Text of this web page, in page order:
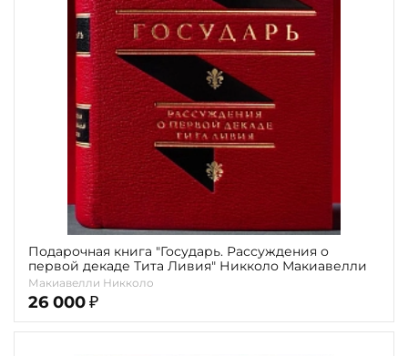
Подарочная книга "Государь. Рассуждения о
первой декаде Тита Ливия" Никколо Макиавелли
Макиавелли Никколо
26 000 ₽